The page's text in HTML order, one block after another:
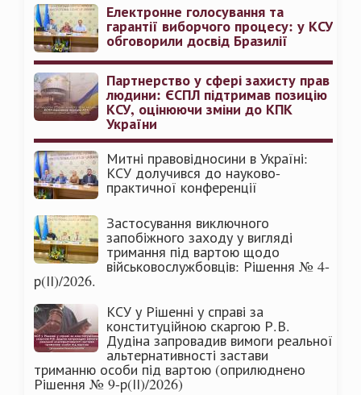
Електронне голосування та
гарантії виборчого процесу: у КСУ
обговорили досвід Бразилії
Партнерство у сфері захисту прав
людини: ЄСПЛ підтримав позицію
КСУ, оцінюючи зміни до КПК
України
Митні правовідносини в Україні:
КСУ долучився до науково-
практичної конференції
Застосування виключного
запобіжного заходу у вигляді
тримання під вартою щодо
військовослужбовців: Рішення № 4-
р(ІІ)/2026.
КСУ у Рішенні у справі за
конституційною скаргою Р.В.
Дудіна запровадив вимоги реальної
альтернативності застави
триманню особи під вартою (оприлюднено
Рішення № 9-р(ІІ)/2026)